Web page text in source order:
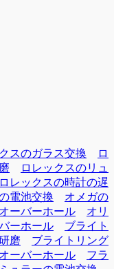
スのガラス交換
ロ
ロレックスのリュ
ロレックスの時計の遅
電池交換
オメガの
ーバーホール
オリ
ーホール
ブライト
磨
ブライトリング
ーバーホール
フラ